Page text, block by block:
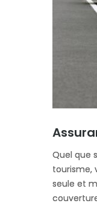
Quel que
tourisme,
seule et